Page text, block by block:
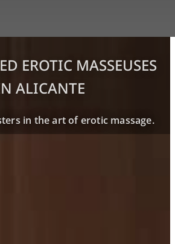
EROTIC MASSEUSES
ALICANTE
in the art of erotic massage.